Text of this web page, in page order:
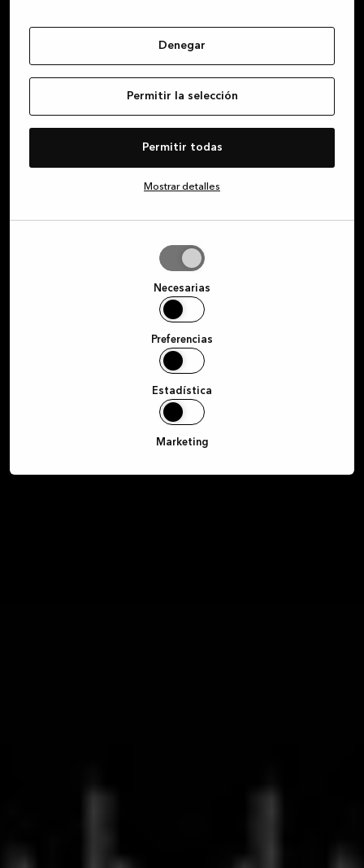
Denegar
Permitir la selección
Permitir todas
Mostrar detalles
Necesarias
Preferencias
Estadística
Marketing